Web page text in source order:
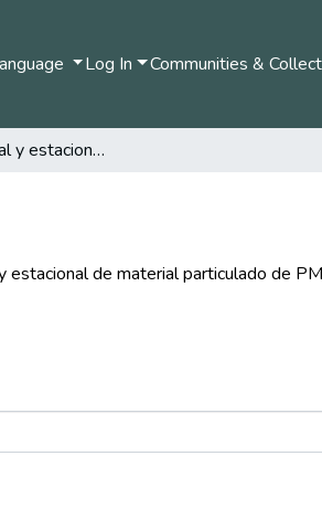
Log In Communities &
Análisis espacial y estacional de material particulado de PM₂.₅ y PM₁₀ en Bogotá (2022–2024) y su relación con variables meteorológicas mediante SIG.
estacional de material particulado de